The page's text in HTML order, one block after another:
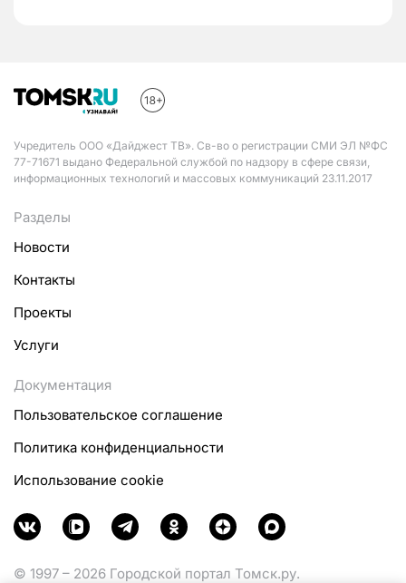
Учредитель ООО «Дайджест ТВ». Св-во о регистрации СМИ ЭЛ №ФС
77-71671 выдано Федеральной службой по надзору в сфере связи,
информационных технологий и массовых коммуникаций 23.11.2017
Разделы
Новости
Контакты
Проекты
Услуги
Документация
Пользовательское соглашение
Политика конфиденциальности
Использование cookie
© 1997 – 2026 Городской портал Томск.ру.